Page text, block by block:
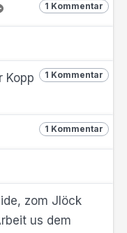
1 Kommentar
1 Kommentar
Kopp
1 Kommentar
zom Jlöck
us dem